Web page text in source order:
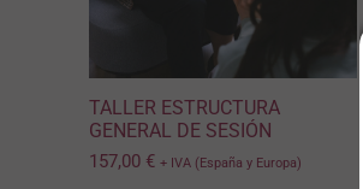
TALLER ESTRUCTURA
GENERAL DE SESIÓN
157,00 € + IVA (España y Europa)